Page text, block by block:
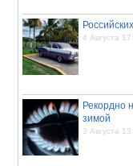
4 Августа
Рекордно
зимой
3 Августа